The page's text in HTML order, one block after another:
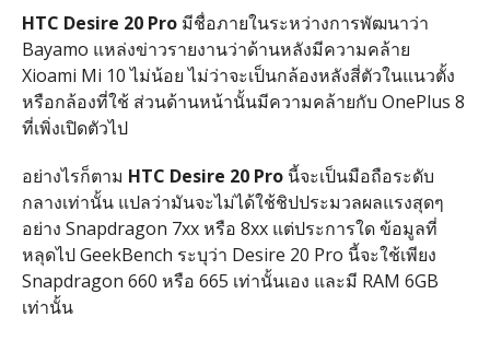
HTC Desire 20 Proมีชื่อภายในระหว่างการพัฒนาว่า
Bayamo แหล่งข่าวรายงานว่าด้านหลังมีความคล้าย
Xioami Mi 10 ไม่น้อย ไม่ว่าจะเป็นกล้องหลังสี่ตัวในแนวตั้ง
หรือกล้องที่ใช้ ส่วนด้านหน้านั้นมีความคล้ายกับ OnePlus 8
ที่เพิ่งเปิดตัวไป
อย่างไรก็ตาม HTC Desire 20 Proนี้จะเป็นมือถือระดับ
กลางเท่านั้น แปลว่ามันจะไม่ได้ใช้ชิปประมวลผลแรงสุดๆ
อย่าง Snapdragon 7xx หรือ 8xx แต่ประการใด ข้อมูลที่
หลุดไป GeekBench ระบุว่า Desire 20 Pro นี้จะใช้เพียง
Snapdragon 660 หรือ 665 เท่านั้นเอง และมี RAM 6GB
เท่านั้น